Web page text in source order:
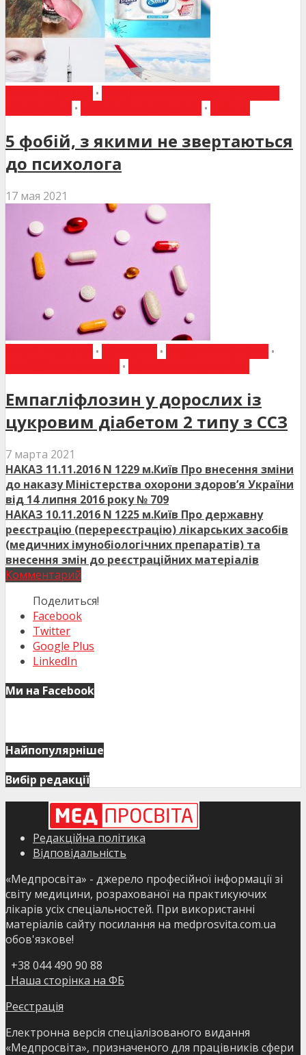
•
• •
5 фобій, з якими не звертаються
до психолога
17 мая 2021
• •
•
•
Емпагліфлозин у дорослих із
цукровим діабетом 2 типу з ССЗ
7 марта 2021
НАКАЗ 11.11.2016 N 1229 м.Київ Про внесення зміни
до наказу Міністерства охорони здоров’я України
від 14 липня 2016 року № 709
НАКАЗ 10.11.2016 N 1225 м.Київ Про державну
реєстрацію (перереєстрацію) лікарських засобів
(медичних імунобіологічних препаратів) та
внесення змін до реєстраційних матеріалів
Комментарий
Поделиться!
Facebook
Twitter
Google Plus
LinkedIn
Ми на Facebook
Найпопулярніше
Вибір редакції
Редакційна політика
Відповідальність
«Медпросвіта» - джерело професійної інформації зі
світу медицини, розрахованої на практикуючих
лікарів усіх спеціальностей. При використанні
матеріалів сайту посилання на medprosvita.com.ua
обов'язкове!
+38 044 490 90 88
Наша сторінка на ФБ
Реєстрація
Електронна версія спеціалізованого видання
«Медпросвіта», призначеного для працівників сфери